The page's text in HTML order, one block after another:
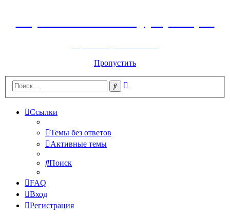
Пропустить
Поиск
Ссылки
Темы без ответов
Активные темы
Поиск
FAQ
Вход
Регистрация